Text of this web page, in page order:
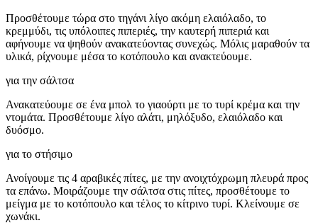
Προσθέτουμε τώρα στο τηγάνι λίγο ακόμη ελαιόλαδο, το
κρεμμύδι, τις υπόλοιπες πιπεριές, την καυτερή πιπεριά και
αφήνουμε να ψηθούν ανακατεύοντας συνεχώς. Μόλις μαραθούν τα
υλικά, ρίχνουμε μέσα το κοτόπουλο και ανακτεύουμε.
για την σάλτσα
Ανακατεύουμε σε ένα μπολ το γιαούρτι με το τυρί κρέμα και την
ντομάτα. Προσθέτουμε λίγο αλάτι, μηλόξυδο, ελαιόλαδο και
δυόσμο.
για το στήσιμο
Ανοίγουμε τις 4 αραβικές πίτες, με την ανοιχτόχρωμη πλευρά προς
τα επάνω. Μοιράζουμε την σάλτσα στις πίτες, προσθέτουμε το
μείγμα με το κοτόπουλο και τέλος το κίτρινο τυρί. Κλείνουμε σε
χωνάκι.